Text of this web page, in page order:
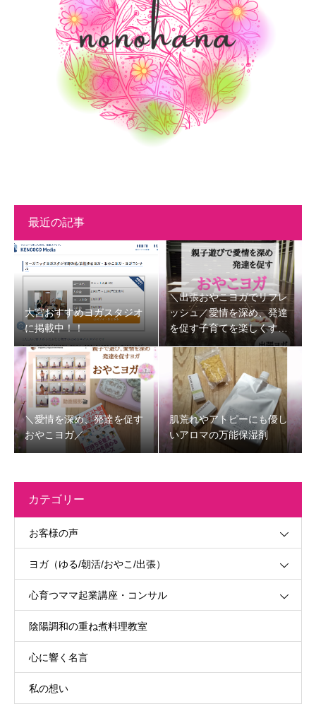
最近の記事
大宮おすすめヨガスタジオ
に掲載中！！
＼出張おやこヨガでリフレ
ッシュ／愛情を深め、発達
を促す子育てを楽しくする
＼愛情を深め、発達を促す
おやこヨガ／
肌荒れやアトピーにも優し
いアロマの万能保湿剤
カテゴリー
お客様の声
ヨガ（ゆる/朝活/おやこ/出張）
心育つママ起業講座・コンサル
陰陽調和の重ね煮料理教室
心に響く名言
私の想い